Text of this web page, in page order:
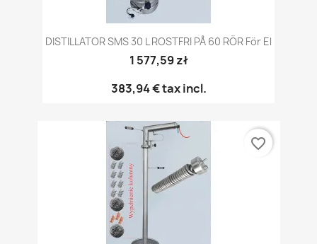
DISTILLATOR SMS 30 L ROSTFRI PÅ 60 RÖR För El
1 577,59 zł
383,94 €tax incl.
favorite_border